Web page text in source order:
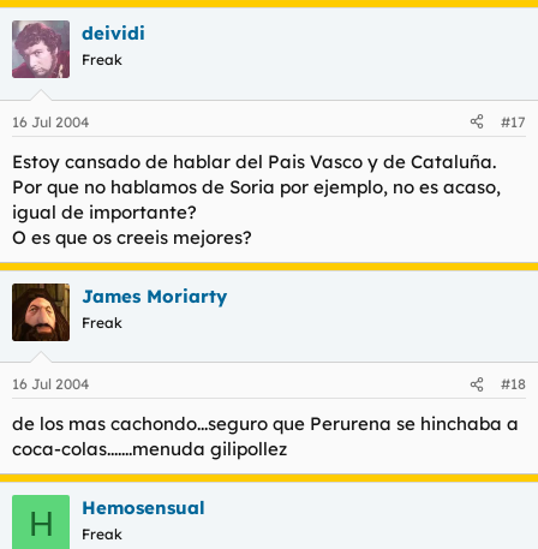
deividi
Freak
16 Jul 2004 #17
Estoy cansado de hablar del Pais Vasco y de Cataluña.
Por que no hablamos de Soria por ejemplo, no es acaso,
igual de importante?
O es que os creeis mejores?
James Moriarty
Freak
16 Jul 2004 #18
de los mas cachondo...seguro que Perurena se hinchaba a
coca-colas.......menuda gilipollez
H Hemosensual
Freak